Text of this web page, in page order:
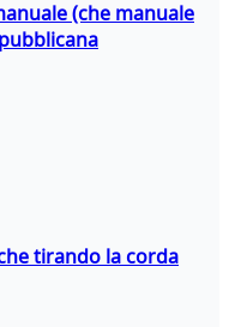
(che manuale
tirando la corda